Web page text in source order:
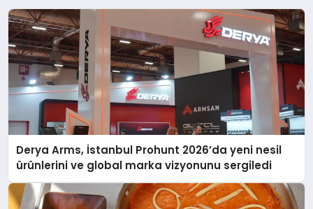
Derya Arms, İstanbul Prohunt 2026’da yeni nesil
ürünlerini ve global marka vizyonunu sergiledi